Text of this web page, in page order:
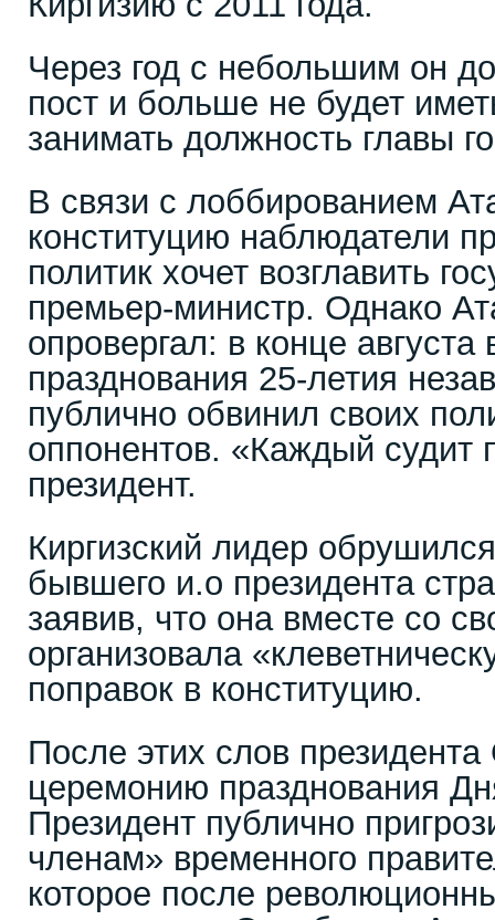
Через год с небольшим он
пост и больше не будет
занимать должность главы
В связи с лоббированием
конституцию наблюдатели
политик хочет возглавить
премьер-министр. Однако
опровергал: в конце августа
празднования 25-летия
публично обвинил своих
оппонентов. «Каждый судит
президент.
Киргизский лидер
бывшего и.о президента
заявив, что она вместе со
организовала
поправок в конституцию.
После этих слов
церемонию празднования
Президент публично
членам» временного
которое после